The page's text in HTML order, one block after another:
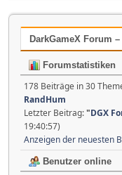
DarkGameX Forum
Forumstatistiken
178 Beiträge in 30
RandHum
Letzter Beitrag:"DGX
19:40:57)
Anzeigen der neuesten
Benutzer online